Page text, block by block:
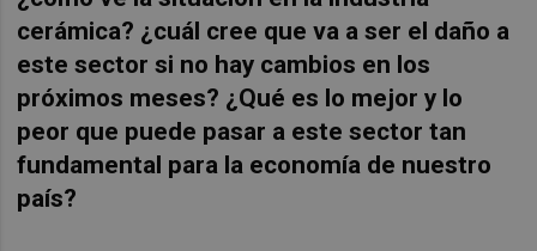
cerámica? ¿cuál cree que va a ser el daño a
este sector si no hay cambios en los
próximos meses? ¿Qué es lo mejor y lo
peor que puede pasar a este sector tan
fundamental para la economía de nuestro
país?